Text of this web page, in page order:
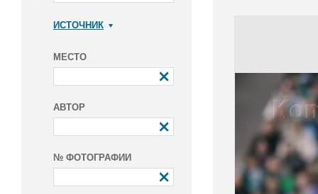
ИСТОЧНИК
МЕСТО
АВТОР
№ ФОТОГРАФИИ